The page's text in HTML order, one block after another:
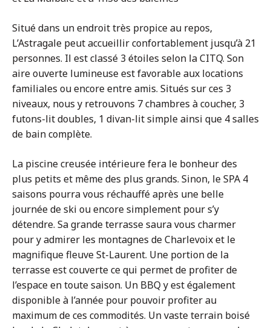
Situé dans un endroit très propice au repos,
L’Astragale peut accueillir confortablement jusqu’à 21
personnes. Il est classé 3 étoiles selon la CITQ. Son
aire ouverte lumineuse est favorable aux locations
familiales ou encore entre amis. Situés sur ces 3
niveaux, nous y retrouvons 7 chambres à coucher, 3
futons-lit doubles, 1 divan-lit simple ainsi que 4 salles
de bain complète.
La piscine creusée intérieure fera le bonheur des
plus petits et même des plus grands. Sinon, le SPA 4
saisons pourra vous réchauffé après une belle
journée de ski ou encore simplement pour s’y
détendre. Sa grande terrasse saura vous charmer
pour y admirer les montagnes de Charlevoix et le
magnifique fleuve St-Laurent. Une portion de la
terrasse est couverte ce qui permet de profiter de
l’espace en toute saison. Un BBQ y est également
disponible à l’année pour pouvoir profiter au
maximum de ces commodités. Un vaste terrain boisé